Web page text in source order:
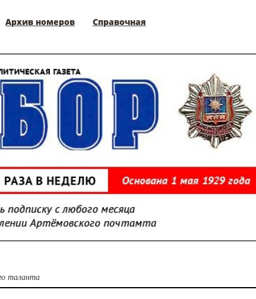
Архив номеров Справочная
таланта